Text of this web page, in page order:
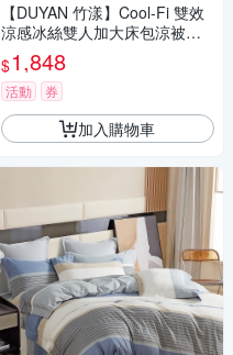
【DUYAN 竹漾】Cool-Fi 雙效
涼感冰絲雙人加大床包涼被四
件組 / 冰藍花藤
$1,848
活動 券
加入購物車